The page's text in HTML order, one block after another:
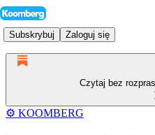
Subskrybuj Zaloguj się
Czytaj bez
⚙️ KOOMBERG